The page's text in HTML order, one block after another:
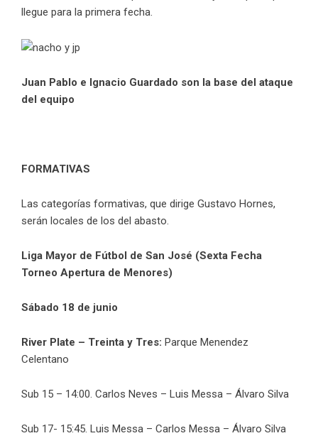
llegue para la primera fecha.
Juan Pablo e Ignacio Guardado son la base del ataque
del equipo
FORMATIVAS
Las categorías formativas, que dirige Gustavo Hornes,
serán locales de los del abasto.
Liga Mayor de Fútbol de San José (Sexta Fecha
Torneo Apertura de Menores)
Sábado 18 de junio
River Plate – Treinta y Tres: Parque Menendez
Celentano
Sub 15 – 14:00. Carlos Neves – Luis Messa – Álvaro Silva
Sub 17- 15:45. Luis Messa – Carlos Messa – Álvaro Silva